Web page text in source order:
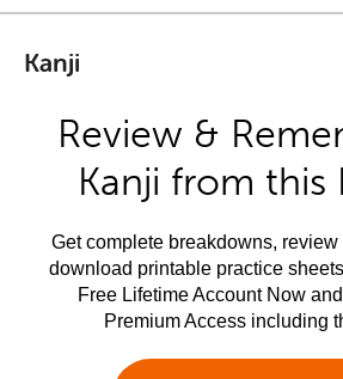
Kanji
Review &
Kanji from this
Get complete breakdowns,
download printable practice
Free Lifetime Account Now
Premium Access including